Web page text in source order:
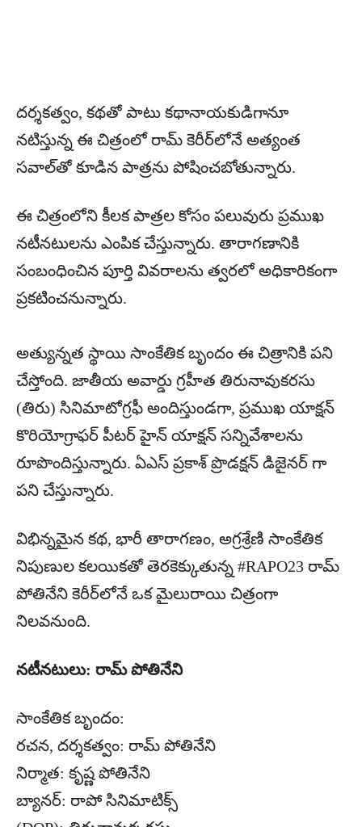
దర్శకత్వం, కథతో పాటు కథానాయకుడిగానూ
నటిస్తున్న ఈ చిత్రంలో రామ్ కెరీర్‌లోనే అత్యంత
సవాల్‌తో కూడిన పాత్రను పోషించబోతున్నారు.
ఈ చిత్రంలోని కీలక పాత్రల కోసం పలువురు ప్రముఖ
నటీనటులను ఎంపిక చేస్తున్నారు. తారాగణానికి
సంబంధించిన పూర్తి వివరాలను త్వరలో అధికారికంగా
ప్రకటించనున్నారు.
అత్యున్నత స్థాయి సాంకేతిక బృందం ఈ చిత్రానికి పని
చేస్తోంది. జాతీయ అవార్డు గ్రహీత తిరునావుకరసు
(తిరు) సినిమాటోగ్రఫీ అందిస్తుండగా, ప్రముఖ యాక్షన్
కొరియోగ్రాఫర్ పీటర్ హైన్ యాక్షన్ సన్నివేశాలను
రూపొందిస్తున్నారు. ఏఎస్ ప్రకాశ్ ప్రొడక్షన్ డిజైనర్ గా
పని చేస్తున్నారు.
విభిన్నమైన కథ, భారీ తారాగణం, అగ్రశ్రేణి సాంకేతిక
నిపుణుల కలయికతో తెరకెక్కుతున్న #RAPO23 రామ్
పోతినేని కెరీర్‌లోనే ఒక మైలురాయి చిత్రంగా
నిలవనుంది.
నటీనటులు: రామ్ పోతినేని
సాంకేతిక బృందం:
రచన, దర్శకత్వం: రామ్ పోతినేని
నిర్మాత: కృష్ణ పోతినేని
బ్యానర్: రాపో సినిమాటిక్స్